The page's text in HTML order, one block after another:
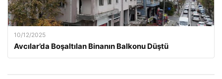
10/12/2025
Avcılar’da Boşaltılan Binanın Balkonu Düştü